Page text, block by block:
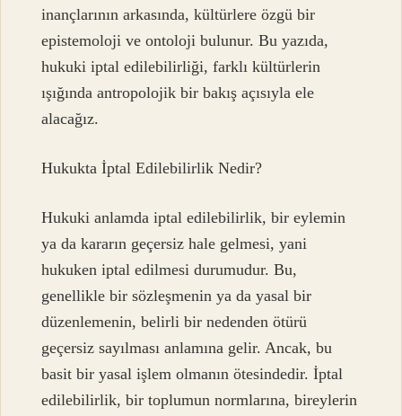
inançlarının arkasında, kültürlere özgü bir
epistemoloji ve ontoloji bulunur. Bu yazıda,
hukuki iptal edilebilirliği, farklı kültürlerin
ışığında antropolojik bir bakış açısıyla ele
alacağız.
Hukukta İptal Edilebilirlik Nedir?
Hukuki anlamda iptal edilebilirlik, bir eylemin
ya da kararın geçersiz hale gelmesi, yani
hukuken iptal edilmesi durumudur. Bu,
genellikle bir sözleşmenin ya da yasal bir
düzenlemenin, belirli bir nedenden ötürü
geçersiz sayılması anlamına gelir. Ancak, bu
basit bir yasal işlem olmanın ötesindedir. İptal
edilebilirlik, bir toplumun normlarına, bireylerin